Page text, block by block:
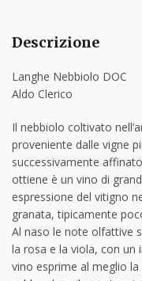
Descrizione
Langhe Nebbiolo DOC
Aldo Clerico
Il nebbiolo coltivato
proveniente dalle vigne
successivamente
ottiene è un vino di
espressione del vitigno
granata, tipicamente
Al naso le note olfattive
la rosa e la viola, con un
vino esprime al meglio la